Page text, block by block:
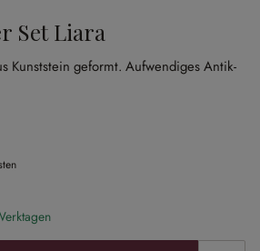
Set Liara
Kunststein geformt. Aufwendiges Antik-